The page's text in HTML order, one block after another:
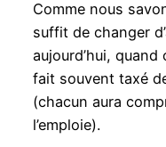
Comme nous
suffit de changer
aujourd’hui,
fait souvent taxé
(chacun aura
l’emploie).